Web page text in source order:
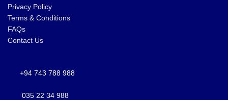
Privacy Policy
Terms & Conditions
FAQs
Contact Us
+94 743 788 988
035 22 34 988